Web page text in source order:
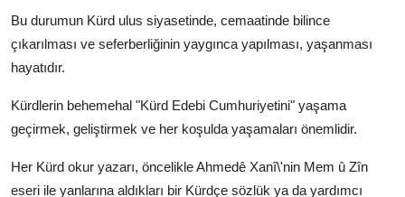
Bu durumun Kürd ulus siyasetinde, cemaatinde bilince
çıkarılması ve seferberliğinin yaygınca yapılması, yaşanması
hayatıdır.
Kürdlerin behemehal "Kürd Edebi Cumhuriyetini" yaşama
geçirmek, geliştirmek ve her koşulda yaşamaları önemlidir.
Her Kürd okur yazarı, öncelikle Ahmedê Xanî\'nin Mem û Zîn
eseri ile yanlarına aldıkları bir Kürdçe sözlük ya da yardımcı